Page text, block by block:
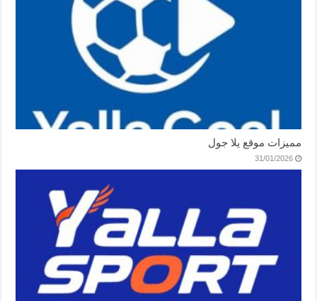
مميزات موقع يلا جول
31/01/2026